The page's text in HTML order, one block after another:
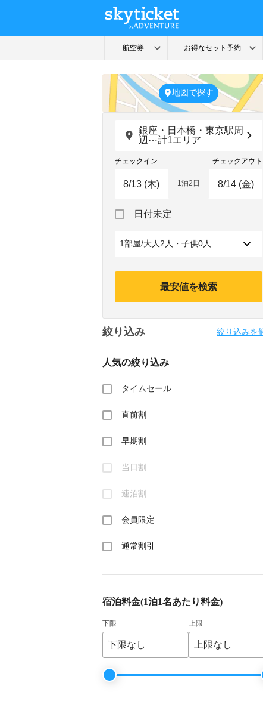
地図で探す
銀座・日本橋・東京駅周
辺⋯計1エリア
チェックイン チェックアウト
forward
with
a
Press
the
key
get
shortcuts
changing
1泊2日
with
select
Press
the
日付未定
1部屋/大人2人・子供0人
最安値を検索
絞り込み 絞り込みを
人気の絞り込み
タイムセール
直前割
早期割
当日割
連泊割
会員限定
通常割引
宿泊料金(1泊1名あたり料金)
下限 上限